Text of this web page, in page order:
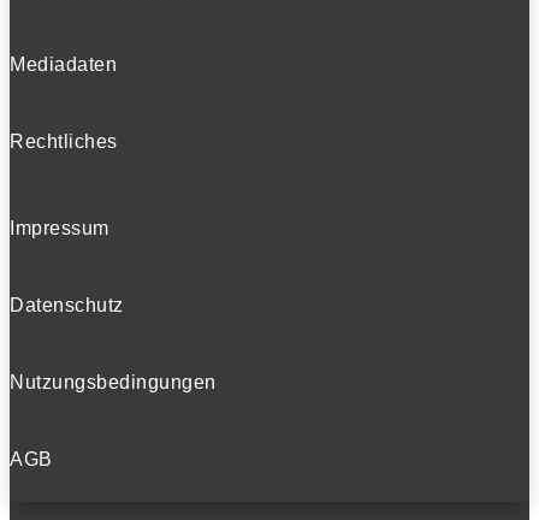
Mediadaten
Rechtliches
Impressum
Datenschutz
Nutzungsbedingungen
AGB